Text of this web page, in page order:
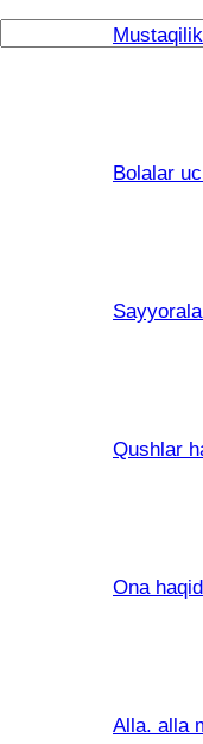
Bolalar
Qushlar
Ona
Alla. alla